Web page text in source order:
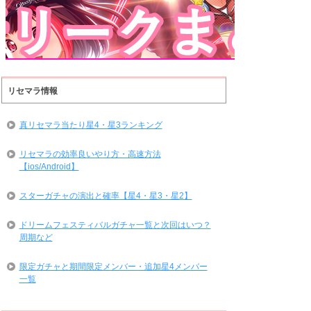
リセマラ情報
真リセマラ当たり星4・星3ランキング
リセマラの効率良いやり方・高速方法
【ios/Android】
スターガチャの演出と確率【星4・星3・星2】
ドリームフェスティバルガチャ一覧と次回はいつ？
周期など
限定ガチャと期間限定メンバー・追加星4メンバー
一覧